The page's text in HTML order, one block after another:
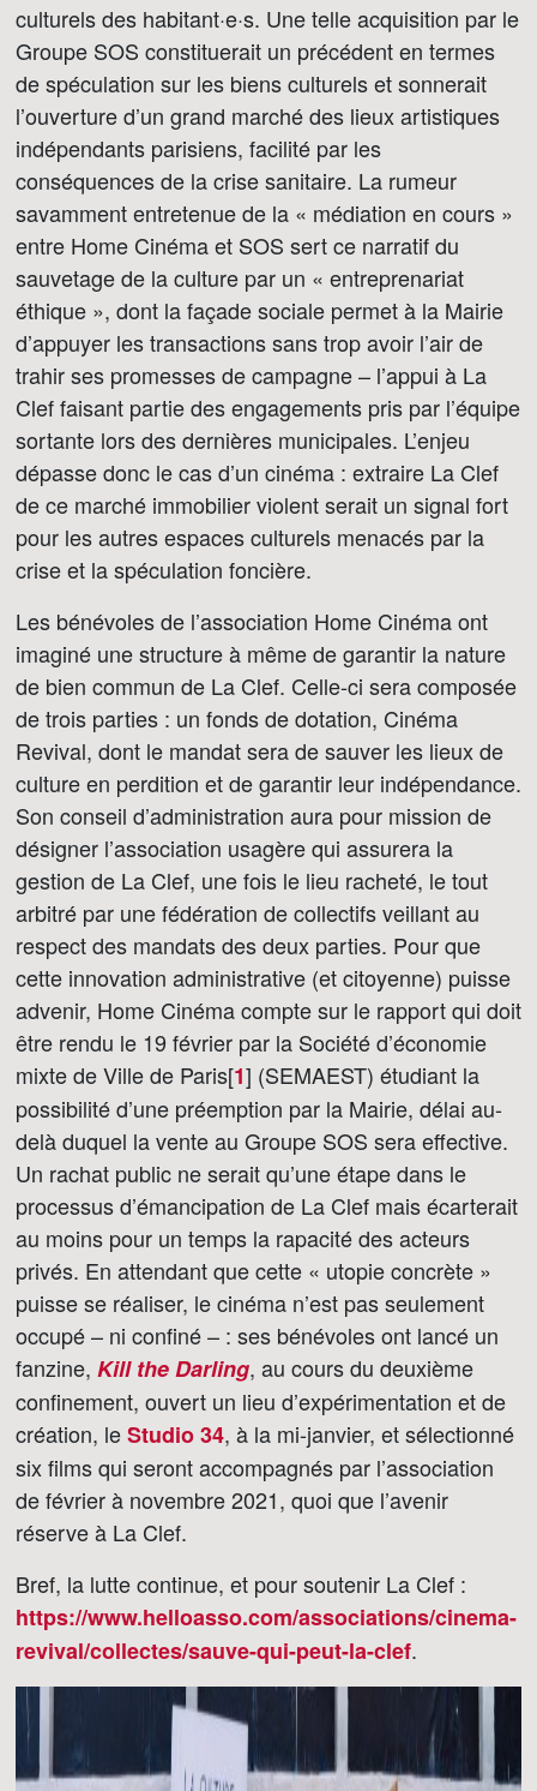
culturels des habitant·e·s. Une telle acquisition par le
Groupe SOS constituerait un précédent en termes
de spéculation sur les biens culturels et sonnerait
l’ouverture d’un grand marché des lieux artistiques
indépendants parisiens, facilité par les
conséquences de la crise sanitaire. La rumeur
savamment entretenue de la « médiation en cours »
entre Home Cinéma et SOS sert ce narratif du
sauvetage de la culture par un « entreprenariat
éthique », dont la façade sociale permet à la Mairie
d’appuyer les transactions sans trop avoir l’air de
trahir ses promesses de campagne – l’appui à La
Clef faisant partie des engagements pris par l’équipe
sortante lors des dernières municipales. L’enjeu
dépasse donc le cas d’un cinéma : extraire La Clef
de ce marché immobilier violent serait un signal fort
pour les autres espaces culturels menacés par la
crise et la spéculation foncière.
Les bénévoles de l’association Home Cinéma ont
imaginé une structure à même de garantir la nature
de bien commun de La Clef. Celle-ci sera composée
de trois parties : un fonds de dotation, Cinéma
Revival, dont le mandat sera de sauver les lieux de
culture en perdition et de garantir leur indépendance.
Son conseil d’administration aura pour mission de
désigner l’association usagère qui assurera la
gestion de La Clef, une fois le lieu racheté, le tout
arbitré par une fédération de collectifs veillant au
respect des mandats des deux parties. Pour que
cette innovation administrative (et citoyenne) puisse
advenir, Home Cinéma compte sur le rapport qui doit
être rendu le 19 février par la Société d’économie
mixte de Ville de Paris[1] (SEMAEST) étudiant la
possibilité d’une préemption par la Mairie, délai au-
delà duquel la vente au Groupe SOS sera effective.
Un rachat public ne serait qu’une étape dans le
processus d’émancipation de La Clef mais écarterait
au moins pour un temps la rapacité des acteurs
privés. En attendant que cette « utopie concrète »
puisse se réaliser, le cinéma n’est pas seulement
occupé – ni confiné – : ses bénévoles ont lancé un
fanzine, Kill the Darling, au cours du deuxième
confinement, ouvert un lieu d’expérimentation et de
création, leStudio 34, à la mi-janvier, et sélectionné
six films qui seront accompagnés par l’association
de février à novembre 2021, quoi que l’avenir
réserve à La Clef.
Bref, la lutte continue, et pour soutenir La Clef :
https://www.helloasso.com/associations/cinema-
revival/collectes/sauve-qui-peut-la-clef.